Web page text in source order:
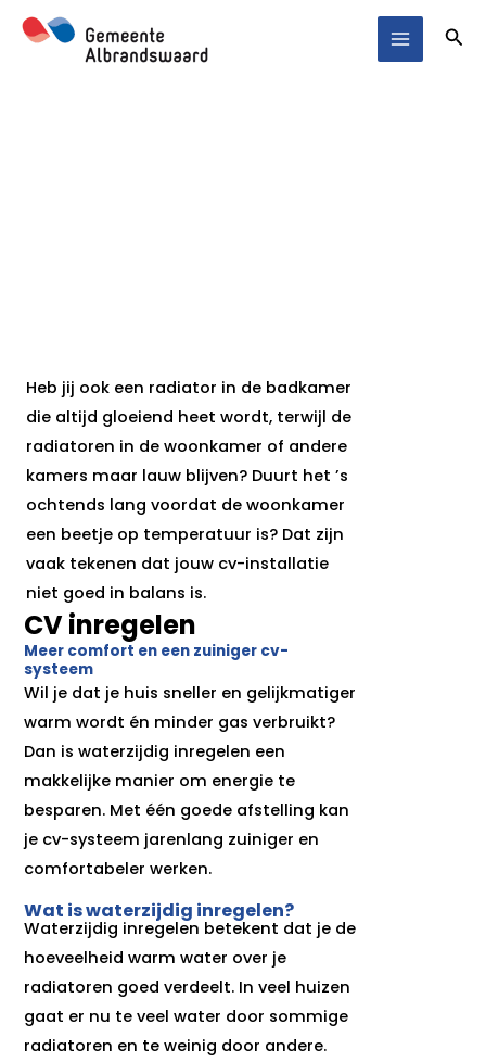
naar
Main
Menu
Heb jij ook een radiator in de badkamer
die altijd gloeiend heet wordt, terwijl de
radiatoren in de woonkamer of andere
kamers maar lauw blijven? Duurt het ’s
ochtends lang voordat de woonkamer
een beetje op temperatuur is? Dat zijn
vaak tekenen dat jouw cv-installatie
niet goed in balans is.
CV inregelen
Meer comfort en een zuiniger cv-
systeem
Wil je dat je huis sneller en gelijkmatiger
warm wordt én minder gas verbruikt?
Dan is waterzijdig inregelen een
makkelijke manier om energie te
besparen. Met één goede afstelling kan
je cv-systeem jarenlang zuiniger en
comfortabeler werken.
Wat is waterzijdig inregelen?
Waterzijdig inregelen betekent dat je de
hoeveelheid warm water over je
radiatoren goed verdeelt. In veel huizen
gaat er nu te veel water door sommige
radiatoren en te weinig door andere.